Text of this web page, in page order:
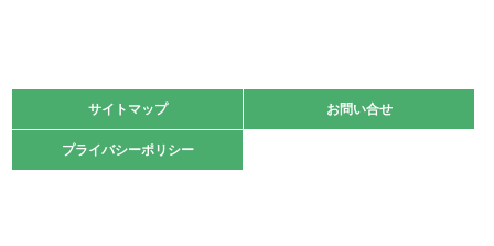
緑ケ丘体育館
2021.10.23
卓球選手権大会ラージボールの部開催☆
サイトマップ お問い合せ
プライバシーポリシー
サイトマップ お問い合せ
プライバシーポリシー